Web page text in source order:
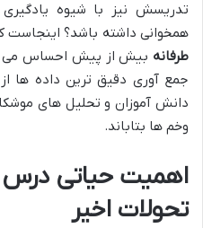
تدریسش نیز با شیوه
همخوانی داشته باشد؟ اینجاست
طرفانه بیش از پیش احساس می
جمع آوری دقیق ترین داده ها
دانش آموزان و تحلیل های
وخم ها بتاباند.
اهمیت حیاتی درس
تحولات اخیر